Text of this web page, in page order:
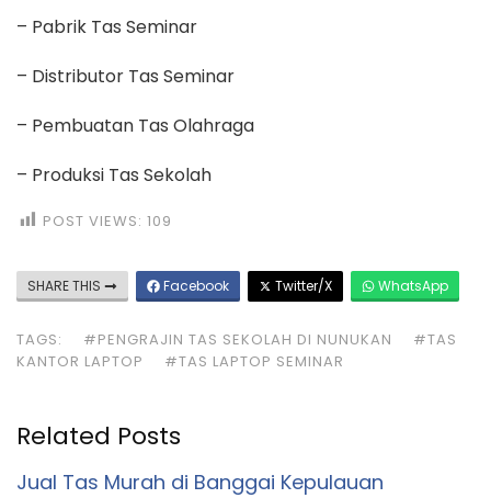
– Pabrik Tas Seminar
– Distributor Tas Seminar
– Pembuatan Tas Olahraga
– Produksi Tas Sekolah
POST VIEWS: 109
SHARE THIS Facebook Twitter/X WhatsApp
TAGS: #PENGRAJIN TAS SEKOLAH DI NUNUKAN
#TAS
KANTOR LAPTOP
#TAS LAPTOP SEMINAR
Related Posts
Jual Tas Murah di Banggai Kepulauan